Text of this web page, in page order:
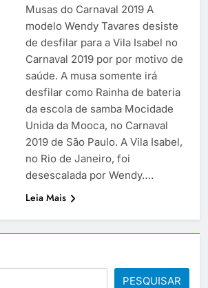
Musas do Carnaval 2019 A
modelo Wendy Tavares desiste
de desfilar para a Vila Isabel no
Carnaval 2019 por por motivo de
saúde. A musa somente irá
desfilar como Rainha de bateria
da escola de samba Mocidade
Unida da Mooca, no Carnaval
2019 de São Paulo. A Vila Isabel,
no Rio de Janeiro, foi
desescalada por Wendy….
Leia Mais
PESQUISAR